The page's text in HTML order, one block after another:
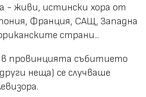
- живи, истински хора от
Франция, САЩ, Западна
страни...
провинцията събитието
неща) се случваше